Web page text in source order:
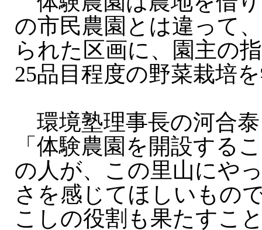
の市民農園とは違って
られた区画に、園主の
25品目程度の野菜栽培
環境塾理事長の河合
「体験農園を開設する
の人が、この里山にや
さを感じてほしいもの
こしの役割も果たすこ